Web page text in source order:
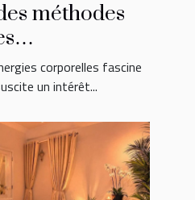
méthodes
des
corporelles fascine
un intérêt...